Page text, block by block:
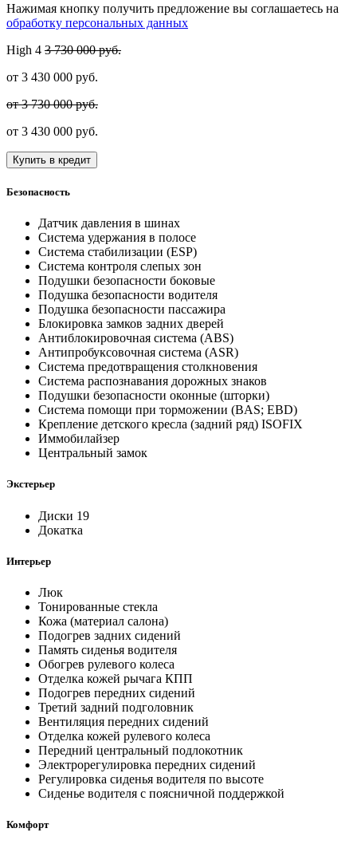
Нажимая кнопку получить предложение вы соглашаетесь на
обработку персональных данных
High 4 3 730 000 руб.
от 3 430 000 руб.
от 3 730 000 руб.
от 3 430 000 руб.
Купить в кредит
Безопасность
Датчик давления в шинах
Система удержания в полосе
Система стабилизации (ESP)
Система контроля слепых зон
Подушки безопасности боковые
Подушка безопасности водителя
Подушка безопасности пассажира
Блокировка замков задних дверей
Антиблокировочная система (ABS)
Антипробуксовочная система (ASR)
Система предотвращения столкновения
Система распознавания дорожных знаков
Подушки безопасности оконные (шторки)
Система помощи при торможении (BAS; EBD)
Крепление детского кресла (задний ряд) ISOFIX
Иммобилайзер
Центральный замок
Экстерьер
Диски 19
Докатка
Интерьер
Люк
Тонированные стекла
Кожа (материал салона)
Подогрев задних сидений
Память сиденья водителя
Обогрев рулевого колеса
Отделка кожей рычага КПП
Подогрев передних сидений
Третий задний подголовник
Вентиляция передних сидений
Отделка кожей рулевого колеса
Передний центральный подлокотник
Электрорегулировка передних сидений
Регулировка сиденья водителя по высоте
Сиденье водителя с поясничной поддержкой
Комфорт